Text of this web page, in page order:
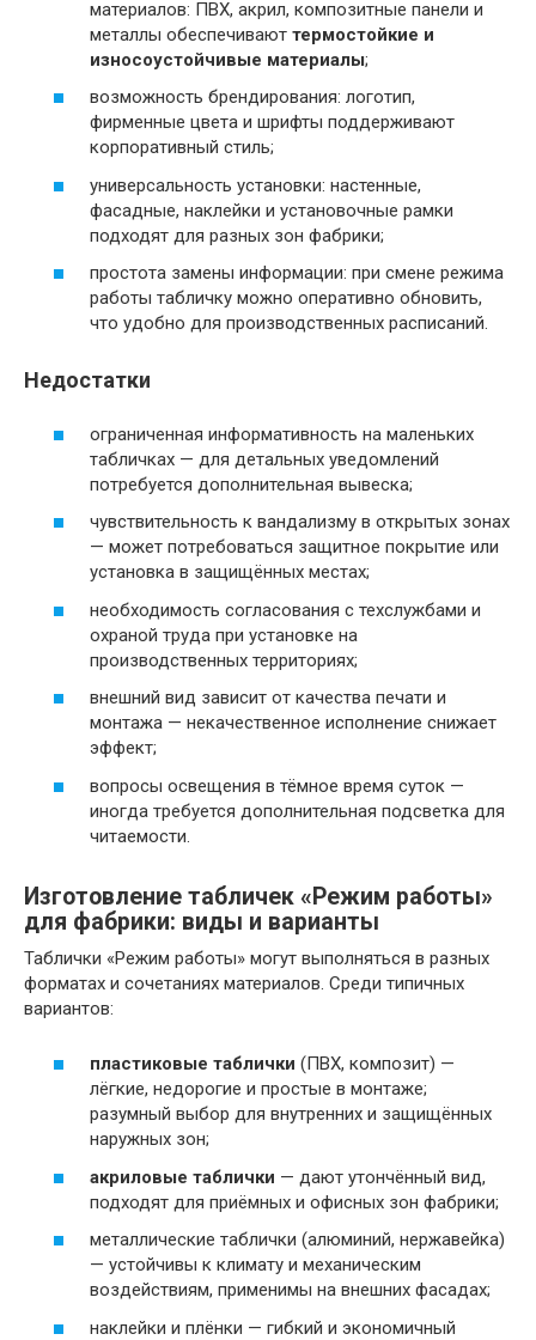
материалов: ПВХ, акрил, композитные панели и
металлы обеспечивают термостойкие и
износоустойчивые материалы;
возможность брендирования: логотип,
фирменные цвета и шрифты поддерживают
корпоративный стиль;
универсальность установки: настенные,
фасадные, наклейки и установочные рамки
подходят для разных зон фабрики;
простота замены информации: при смене режима
работы табличку можно оперативно обновить,
что удобно для производственных расписаний.
Недостатки
ограниченная информативность на маленьких
табличках — для детальных уведомлений
потребуется дополнительная вывеска;
чувствительность к вандализму в открытых зонах
— может потребоваться защитное покрытие или
установка в защищённых местах;
необходимость согласования с техслужбами и
охраной труда при установке на
производственных территориях;
внешний вид зависит от качества печати и
монтажа — некачественное исполнение снижает
эффект;
вопросы освещения в тёмное время суток —
иногда требуется дополнительная подсветка для
читаемости.
Изготовление табличек «Режим работы»
для фабрики: виды и варианты
Таблички «Режим работы» могут выполняться в разных
форматах и сочетаниях материалов. Среди типичных
вариантов:
пластиковые таблички (ПВХ, композит) —
лёгкие, недорогие и простые в монтаже;
разумный выбор для внутренних и защищённых
наружных зон;
акриловые таблички — дают утончённый вид,
подходят для приёмных и офисных зон фабрики;
металлические таблички (алюминий, нержавейка)
— устойчивы к климату и механическим
воздействиям, применимы на внешних фасадах;
наклейки и плёнки — гибкий и экономичный